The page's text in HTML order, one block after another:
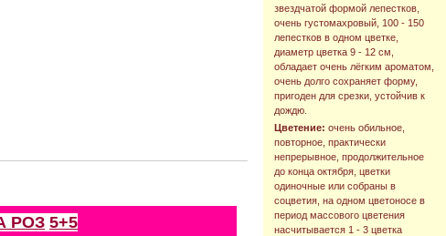
звездчатой формой лепестков,
очень густомахровый, 100 - 150
лепестков в одном цветке,
диаметр цветка 9 - 12 см,
обладает очень лёгким ароматом,
очень долго сохраняет форму,
пригоден для срезки, устойчив к
дождю.
Цветение: очень обильное,
повторное, практически
непрерывное, продолжительное
до конца октября, цветки
одиночные или собраны в
соцветия, на одном цветоносе в
период массового цветения
насчитывается 1 - 3 цветка
РОЗ 5+5